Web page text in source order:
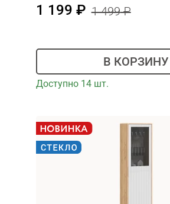
1 199 1 499
В КОРЗИНУ
Доступно 14 шт.